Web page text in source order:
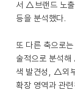
서 △브랜드 노
등을 분석했다.
또 다른 축으로
술적으로 분석
색 발견성, △외
확장 영역과 관